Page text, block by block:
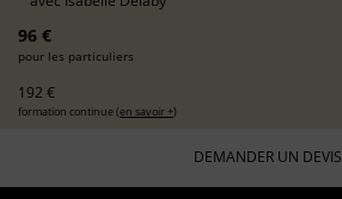
96 €
pour les particuliers
192 €
formation continue (en savoir +)
DEMANDER UN DEVIS